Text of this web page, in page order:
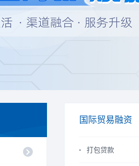
国际贸易融资
打包贷款